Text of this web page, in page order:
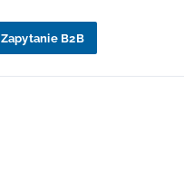
Zapytanie B2B